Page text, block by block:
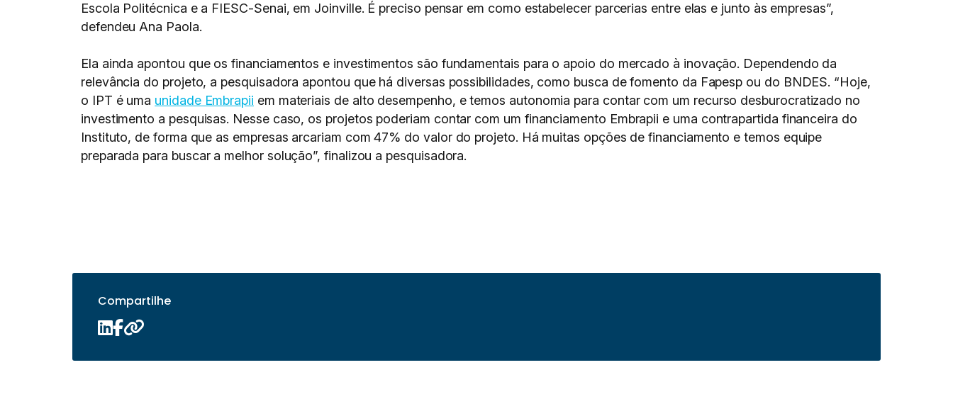
Escola Politécnica e a FIESC-Senai, em Joinville. É preciso pensar em como estabelecer parcerias entre elas e junto às empresas”,
defendeu Ana Paola.
Ela ainda apontou que os financiamentos e investimentos são fundamentais para o apoio do mercado à inovação. Dependendo da
relevância do projeto, a pesquisadora apontou que há diversas possibilidades, como busca de fomento da Fapesp ou do BNDES. “Hoje,
o IPT é uma unidade Embrapii em materiais de alto desempenho, e temos autonomia para contar com um recurso desburocratizado no
investimento a pesquisas. Nesse caso, os projetos poderiam contar com um financiamento Embrapii e uma contrapartida financeira do
Instituto, de forma que as empresas arcariam com 47% do valor do projeto. Há muitas opções de financiamento e temos equipe
preparada para buscar a melhor solução”, finalizou a pesquisadora.
Compartilhe